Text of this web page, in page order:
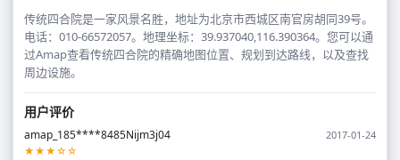
传统四合院是一家风景名胜，地址为北京市西城区南官房胡同39号。
电话：010-66572057。地理坐标：39.937040,116.390364。您可以通
过Amap查看传统四合院的精确地图位置、规划到达路线，以及查找
周边设施。
用户评价
amap_185****8485Nijm3j04
2017-01-24
★★★☆☆